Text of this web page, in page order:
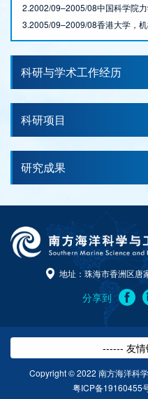
2.2002/09–2005/08中国科学院
3.2005/09–2009/08香港大学，
科研与学术工作经历
科研项目
研究成果
地址：珠海市香洲区唐
分享到
------ 友
Copyright © 2022 南方海洋科
粤ICP备19160455